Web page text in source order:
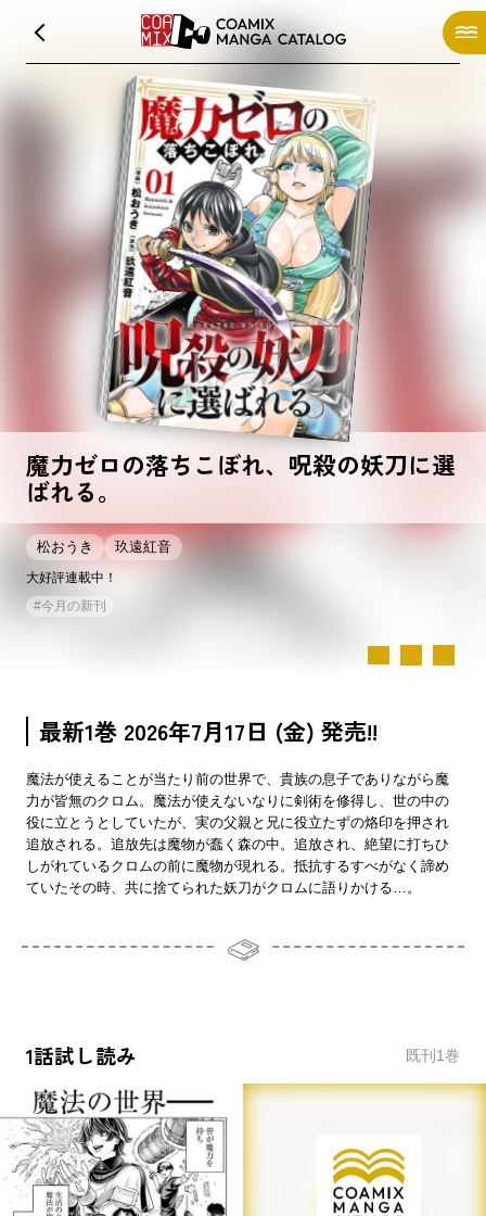
魔力ゼロの落ちこぼれ、呪殺の妖刀に選
ばれる。
松おうき 玖遠紅音
大好評連載中！
#今月の新刊
最新1巻 2026年7月17日 (金) 発売!!
魔法が使えることが当たり前の世界で、貴族の息子でありながら魔
力が皆無のクロム。魔法が使えないなりに剣術を修得し、世の中の
役に立とうとしていたが、実の父親と兄に役立たずの烙印を押され
追放される。追放先は魔物が蠢く森の中。追放され、絶望に打ちひ
しがれているクロムの前に魔物が現れる。抵抗するすべがなく諦め
ていたその時、共に捨てられた妖刀がクロムに語りかける…。
1話試し読み 既刊 1巻